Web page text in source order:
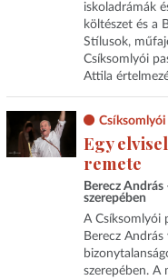
iskoladrámák
költészet és a
Stílusok,
Csíksomlyói
Attila
Csíksomlyói
Egy
remete
Berecz András
szerepében
A Csíksomlyói
Berecz András
szerepében. A